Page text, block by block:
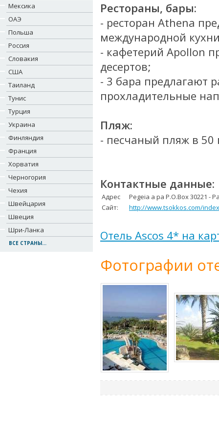
Мексика
ОАЭ
Польша
Россия
Словакия
США
Таиланд
Тунис
Турция
Украина
Финляндия
Франция
Хорватия
Черногория
Чехия
Швейцария
Швеция
Шри-Ланка
ВСЕ СТРАНЫ...
Рестораны, бары:
- ресторан Athena
международной
- кафетерий Apollon
десертов;
- 3 бара предлагают
прохладительные
Пляж:
- песчаный пляж в 50
Контактные данные:
Адрес
Pegeia a pa P.O.Box 30221 -
Сайт:
http://www.tsokkos.com/
Отель Ascos 4* на
Фотографии